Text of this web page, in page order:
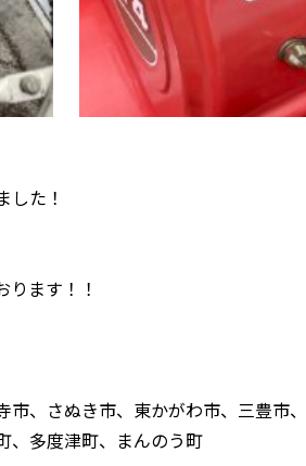
した！
ます！！
、さぬき市、東かがわ市、三豊市
、多度津町、まんのう町